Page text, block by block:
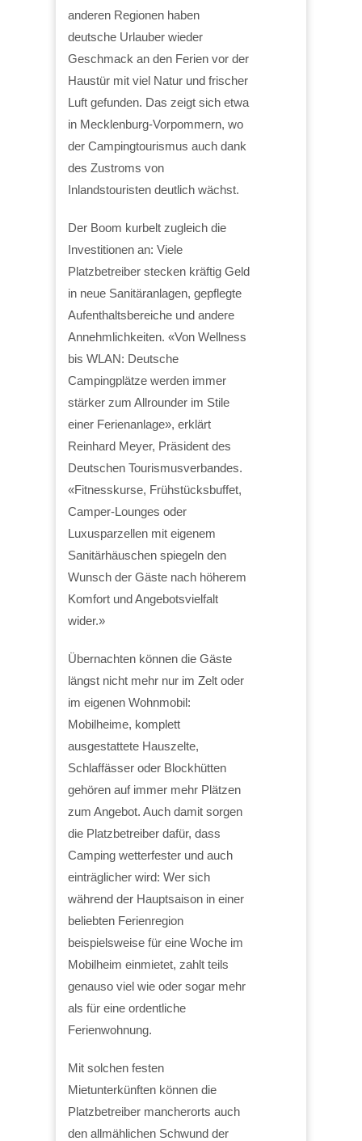
anderen Regionen haben
deutsche Urlauber wieder
Geschmack an den Ferien vor der
Haustür mit viel Natur und frischer
Luft gefunden. Das zeigt sich etwa
in Mecklenburg-Vorpommern, wo
der Campingtourismus auch dank
des Zustroms von
Inlandstouristen deutlich wächst.
Der Boom kurbelt zugleich die
Investitionen an: Viele
Platzbetreiber stecken kräftig Geld
in neue Sanitäranlagen, gepflegte
Aufenthaltsbereiche und andere
Annehmlichkeiten. «Von Wellness
bis WLAN: Deutsche
Campingplätze werden immer
stärker zum Allrounder im Stile
einer Ferienanlage», erklärt
Reinhard Meyer, Präsident des
Deutschen Tourismusverbandes.
«Fitnesskurse, Frühstücksbuffet,
Camper-Lounges oder
Luxusparzellen mit eigenem
Sanitärhäuschen spiegeln den
Wunsch der Gäste nach höherem
Komfort und Angebotsvielfalt
wider.»
Übernachten können die Gäste
längst nicht mehr nur im Zelt oder
im eigenen Wohnmobil:
Mobilheime, komplett
ausgestattete Hauszelte,
Schlaffässer oder Blockhütten
gehören auf immer mehr Plätzen
zum Angebot. Auch damit sorgen
die Platzbetreiber dafür, dass
Camping wetterfester und auch
einträglicher wird: Wer sich
während der Hauptsaison in einer
beliebten Ferienregion
beispielsweise für eine Woche im
Mobilheim einmietet, zahlt teils
genauso viel wie oder sogar mehr
als für eine ordentliche
Ferienwohnung.
Mit solchen festen
Mietunterkünften können die
Platzbetreiber mancherorts auch
den allmählichen Schwund der